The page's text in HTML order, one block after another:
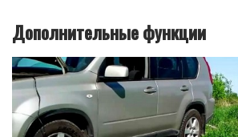
Дополнительные функции